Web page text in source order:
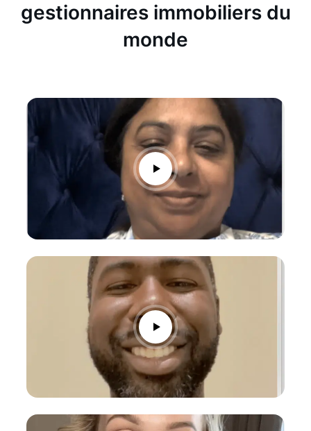
gestionnaires immobiliers du
monde